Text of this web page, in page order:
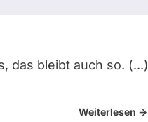
das bleibt auch so. (...)
Weiterlesen ->